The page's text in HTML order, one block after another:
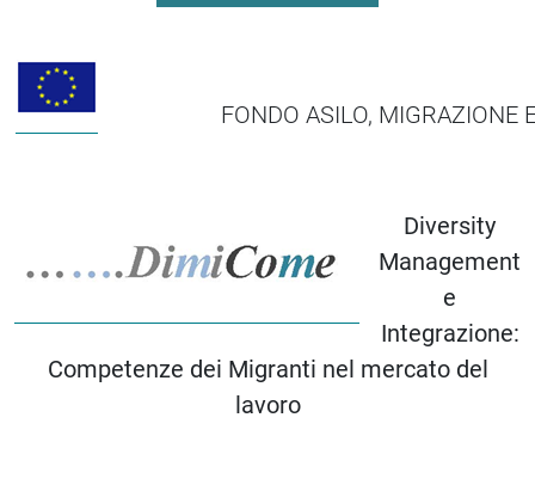
FONDO ASILO, MIGRAZIONE
Diversity
Management
e
Integrazione:
Competenze dei Migranti nel mercato del
lavoro